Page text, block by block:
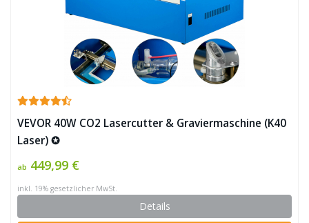
VEVOR 40W CO2 Lasercutter & Graviermaschine (K40
Laser) ✪
ab 449,99 €
inkl. 19% gesetzlicher MwSt.
Details